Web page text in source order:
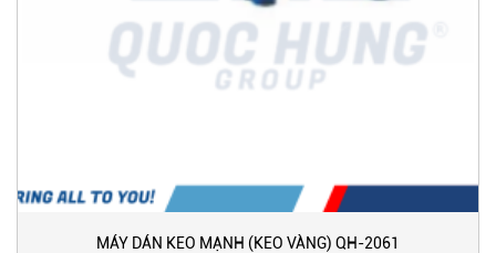
MÁY DÁN KEO MẠNH (KEO VÀNG) QH-2061